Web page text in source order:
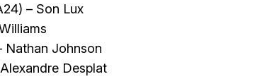
– Son Lux
Nathan Johnson
Desplat